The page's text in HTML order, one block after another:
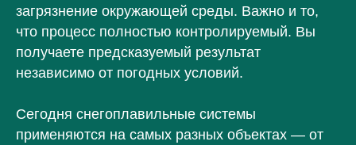
загрязнение окружающей среды. Важно и то,
что процесс полностью контролируемый. Вы
получаете предсказуемый результат
независимо от погодных условий.
Сегодня снегоплавильные системы
применяются на самых разных объектах — от